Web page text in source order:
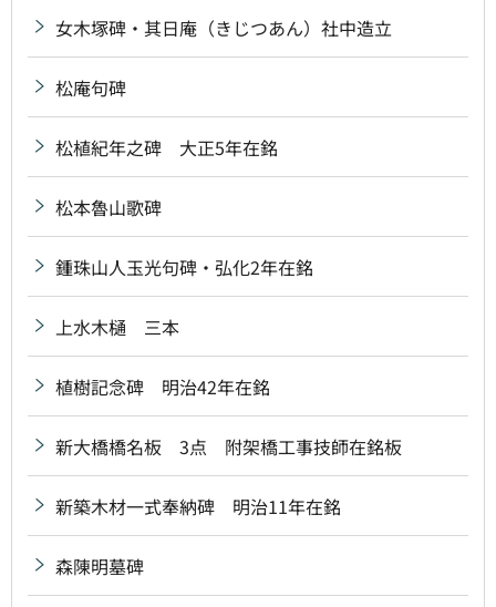
女木塚碑・其日庵（きじつあん）社中造立
松庵句碑
松植紀年之碑 大正5年在銘
松本魯山歌碑
鍾珠山人玉光句碑・弘化2年在銘
上水木樋 三本
植樹記念碑 明治42年在銘
新大橋橋名板 3点 附架橋工事技師在銘板
新築木材一式奉納碑 明治11年在銘
森陳明墓碑